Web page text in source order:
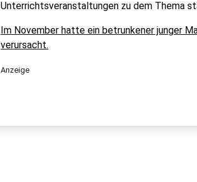
Unterrichtsveranstaltungen zu dem Thema
Im November hatte ein betrunkener junger
verursacht.
Anzeige